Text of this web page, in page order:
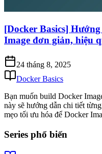
[Docker Basics]
Image đơn giản, hiệu
24 tháng 8, 2025
Docker Basics
Bạn muốn build Docker
này sẽ hướng dẫn chi tiết
mẹo tối ưu hóa để Docker
Series phổ biến